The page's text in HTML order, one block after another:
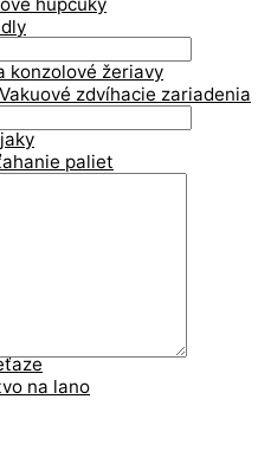
konzolové žeriavy
zdvíhacie zariadenia
paliet
na lano